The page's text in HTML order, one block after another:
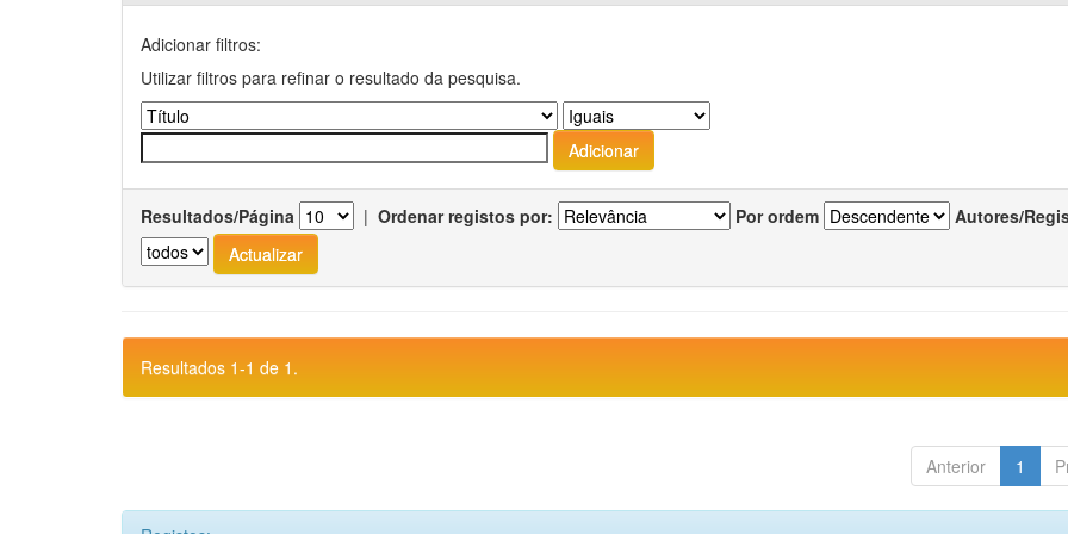
Adicionar filtros:
Utilizar filtros para refinar o resultado da pesquisa.
Resultados/Página | Ordenar registos por: Por ordem Autores/
Resultados 1-1 de 1.
Anterior 1